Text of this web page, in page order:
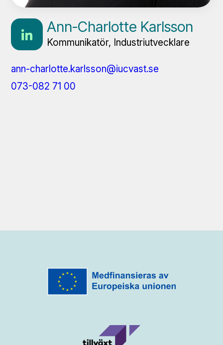
Ann-Charlotte Karlsson
Kommunikatör, Industriutvecklare
ann-charlotte.karlsson@iucvast.se
073-082 71 00